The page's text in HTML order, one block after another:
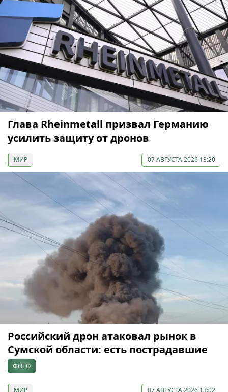
Глава Rheinmetall призвал Германию
усилить защиту от дронов
МИР 07 АВГУСТА 2026 13:20
Российский дрон атаковал рынок в
Сумской области: есть пострадавшие
ФОТО